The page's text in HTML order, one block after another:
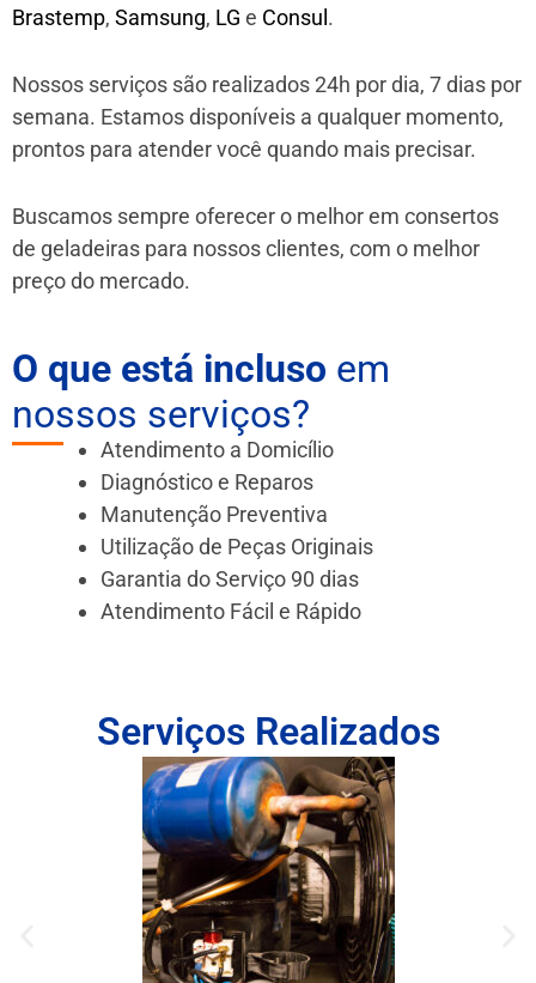
Brastemp, Samsung, LG e Consul .
Nossos serviços são realizados 24h por dia, 7 dias por
semana. Estamos disponíveis a qualquer momento,
prontos para atender você quando mais precisar.
Buscamos sempre oferecer o melhor em consertos
de geladeiras para nossos clientes, com o melhor
preço do mercado.
O que está incluso em
nossos serviços?
Atendimento a Domicílio
Diagnóstico e Reparos
Manutenção Preventiva
Utilização de Peças Originais
Garantia do Serviço 90 dias
Atendimento Fácil e Rápido
Serviços Realizados